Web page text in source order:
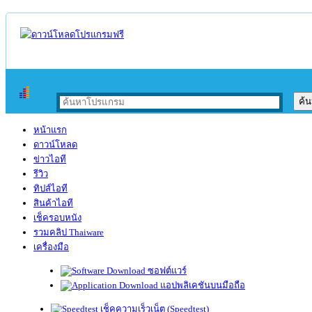
หน้าแรก
ดาวน์โหลด
ข่าวไอที
รีวิว
ทิปส์ไอที
สินค้าไอที
เช็ครอบหนัง
รวมคลิป Thaiware
เครื่องมือ
ซอฟต์แวร์
แอปพลิเคชันบนมือถือ
เช็คความเร็วเน็ต (Speedtest)